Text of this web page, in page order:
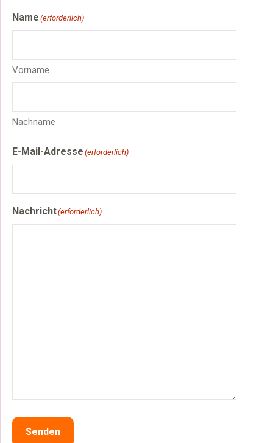
Name (erforderlich)
Vorname
Nachname
E-Mail-Adresse (erforderlich)
Nachricht(erforderlich)
Senden